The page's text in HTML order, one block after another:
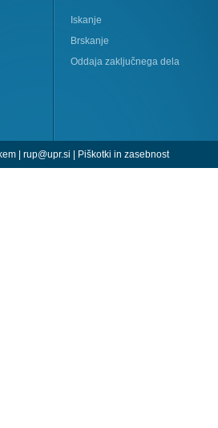
Iskanje
Brskanje
Oddaja zaključnega dela
| rup@upr.si | Piškotki in zasebnost